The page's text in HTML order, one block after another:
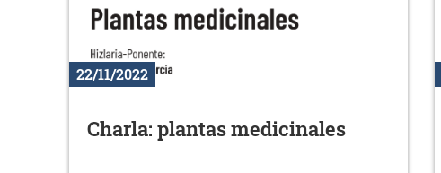
22/11/2022
Charla: plantas medicinales